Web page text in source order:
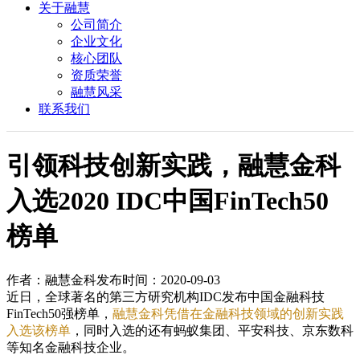
关于融慧
公司简介
企业文化
核心团队
资质荣誉
融慧风采
联系我们
引领科技创新实践，融慧金科
入选2020 IDC中国FinTech50
榜单
作者：融慧金科发布时间：2020-09-03
近日，全球著名的第三方研究机构IDC发布中国金融科技
FinTech50强榜单， 融慧金科凭借在金融科技领域的创新实践
入选该榜单 ，同时入选的还有蚂蚁集团、平安科技、京东数科
等知名金融科技企业。